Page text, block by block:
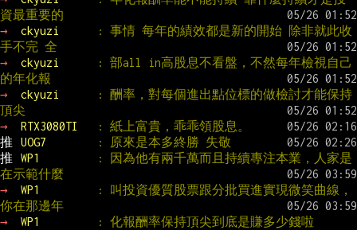
資最重要的
→
ckyuzi
: 事情 每年的績效都是新的開始 除非就此收
手不完 全
→
ckyuzi
: 部all in高股息不看盤，不然每年檢視自己
的年化報
→
ckyuzi
: 酬率，對每個進出點位標的做檢討才能保持
頂尖
→
RTX3080TI
: 紙上富貴，乖乖領股息。
推
UOG7
: 原來是本多終勝 失敬
推
WP1
: 因為他有兩千萬而且持續專注本業，人家是
在示範什麼
→
WP1
: 叫投資優質股票跟分批買進實現微笑曲線，
你在那邊年
→
WP1 : 化報酬率保持頂尖到底是賺多少錢啦